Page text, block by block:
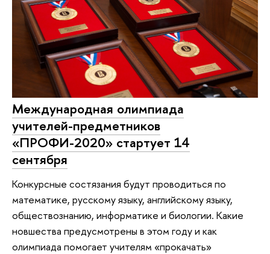
Международная олимпиада
учителей-предметников
«ПРОФИ-2020» стартует 14
сентября
Конкурсные состязания будут проводиться по
математике, русскому языку, английскому языку,
обществознанию, информатике и биологии. Какие
новшества предусмотрены в этом году и как
олимпиада помогает учителям «прокачать»